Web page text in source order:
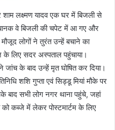
शाम लक्ष्मण यादव एक घर में बिजली से
वे बिजली की चपेट में आ गए और
लोगों ने तुरंत उन्हें बचाने का
लिए सदर अस्पताल पहुंचाया।
जांच के बाद उन्हें मृत घोषित कर दिया।
शशि गुप्ता एवं सिड्डू मियां मौके पर
बाद सभी लोग नगर थाना पहुंचे, जहां
कब्जे में लेकर पोस्टमार्टम के लिए